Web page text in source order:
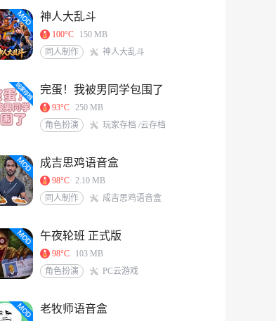
神人大乱斗
100°C
150 MB
同人制作
神人大乱斗
完蛋！我被男同学包围了
93°C 250 MB
角色扮演
玩家存档 /云存档
成吉思鸡语音盒
98°C 2.10 MB
同人制作
成吉思鸡语音盒
午夜轮班 正式版
98°C
103 MB
角色扮演
PC云游戏
老牧师语音盒